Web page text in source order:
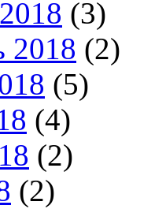
(3)
2018 (2)
(5)
(4)
(2)
(2)